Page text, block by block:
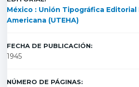
México : Unión Tipográfica Editorial
Americana (UTEHA)
FECHA DE PUBLICACIÓN:
1945
NÚMERO DE PÁGINAS: